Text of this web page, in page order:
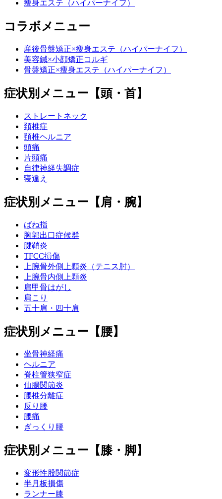
痩身エステ（ハイパーナイフ）
コラボメニュー
産後骨盤矯正×痩身エステ（ハイパーナイフ）
美容鍼×小顔矯正コルギ
骨盤矯正×痩身エステ（ハイパーナイフ）
症状別メニュー【頭・首】
ストレートネック
頚椎症
頚椎ヘルニア
頭痛
片頭痛
自律神経失調症
寝違え
症状別メニュー【肩・腕】
ばね指
胸郭出口症候群
腱鞘炎
TFCC損傷
上腕骨外側上顆炎（テニス肘）
上腕骨内側上顆炎
肩甲骨はがし
肩こり
五十肩・四十肩
症状別メニュー【腰】
坐骨神経痛
ヘルニア
脊柱管狭窄症
仙腸関節炎
腰椎分離症
反り腰
腰痛
ぎっくり腰
症状別メニュー【膝・脚】
変形性股関節症
半月板損傷
ランナー膝